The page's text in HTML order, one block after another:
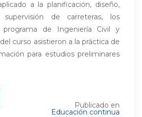
a la planificación, diseño,
de carreteras, los
programa de Ingeniería Civil y
curso asistieron a la práctica de
para estudios preliminares
Publicado en
Educación continua